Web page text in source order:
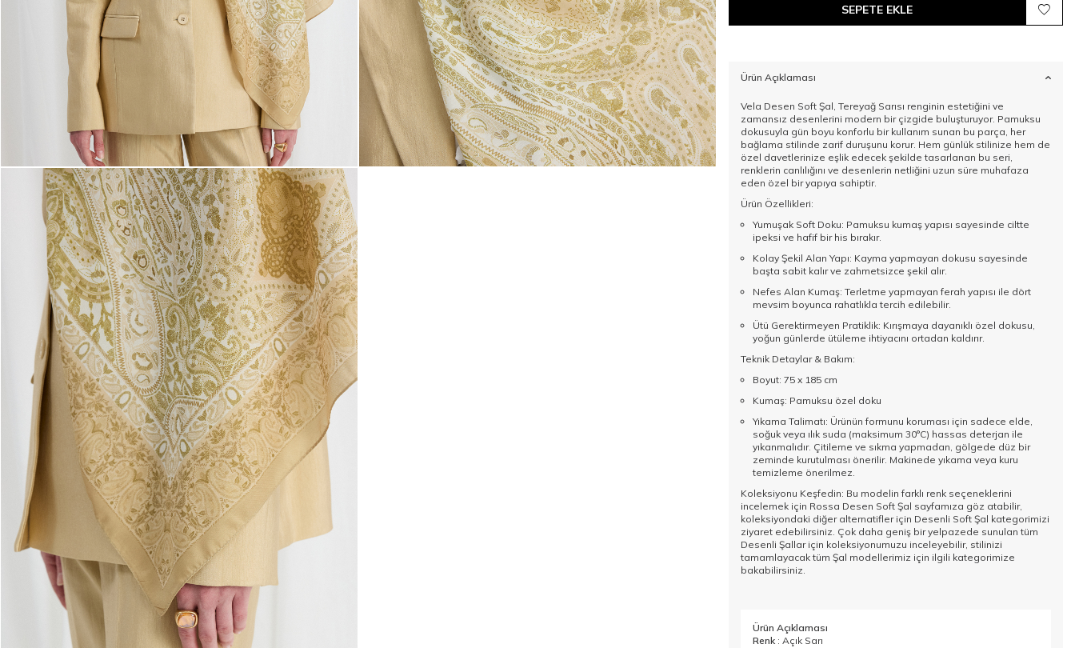
SEPETE EKLE
Ürün Açıklaması
Vela Desen Soft Şal, Tereyağ Sarısı renginin estetiğini ve
zamansız desenlerini modern bir çizgide buluşturuyor. Pamuksu
dokusuyla gün boyu konforlu bir kullanım sunan bu parça, her
bağlama stilinde zarif duruşunu korur. Hem günlük stilinize hem de
özel davetlerinize eşlik edecek şekilde tasarlanan bu seri,
renklerin canlılığını ve desenlerin netliğini uzun süre muhafaza
eden özel bir yapıya sahiptir.
Ürün Özellikleri:
Yumuşak Soft Doku: Pamuksu kumaş yapısı sayesinde ciltte
ipeksi ve hafif bir his bırakır.
Kolay Şekil Alan Yapı: Kayma yapmayan dokusu sayesinde
başta sabit kalır ve zahmetsizce şekil alır.
Nefes Alan Kumaş: Terletme yapmayan ferah yapısı ile dört
mevsim boyunca rahatlıkla tercih edilebilir.
Ütü Gerektirmeyen Pratiklik: Kırışmaya dayanıklı özel dokusu,
yoğun günlerde ütüleme ihtiyacını ortadan kaldırır.
Teknik Detaylar & Bakım:
Boyut: 75 x 185 cm
Kumaş: Pamuksu özel doku
Yıkama Talimatı: Ürünün formunu koruması için sadece elde,
soğuk veya ılık suda (maksimum 30°C) hassas deterjan ile
yıkanmalıdır. Çitileme ve sıkma yapmadan, gölgede düz bir
zeminde kurutulması önerilir. Makinede yıkama veya kuru
temizleme önerilmez.
Koleksiyonu Keşfedin: Bu modelin farklı renk seçeneklerini
incelemek için Rossa Desen Soft Şal sayfamıza göz atabilir,
koleksiyondaki diğer alternatifler için Desenli Soft Şal kategorimizi
ziyaret edebilirsiniz. Çok daha geniş bir yelpazede sunulan tüm
Desenli Şallariçin koleksiyonumuzu inceleyebilir, stilinizi
tamamlayacak tüm Şal modellerimiz için ilgili kategorimize
bakabilirsiniz.
Ürün Açıklaması
Renk : Açık Sarı